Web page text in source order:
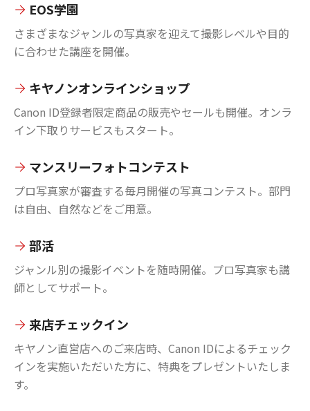
EOS学園
さまざまなジャンルの写真家を迎えて撮影レベルや目的
に合わせた講座を開催。
キヤノンオンラインショップ
Canon ID登録者限定商品の販売やセールも開催。オンラ
イン下取りサービスもスタート。
マンスリーフォトコンテスト
プロ写真家が審査する毎月開催の写真コンテスト。部門
は自由、自然などをご用意。
部活
ジャンル別の撮影イベントを随時開催。プロ写真家も講
師としてサポート。
来店チェックイン
キヤノン直営店へのご来店時、Canon IDによるチェック
インを実施いただいた方に、特典をプレゼントいたしま
す。